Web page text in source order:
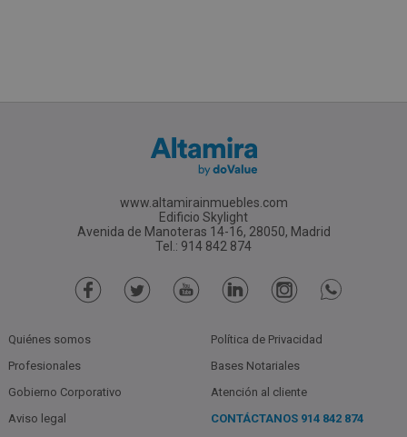
www.altamirainmuebles.com
Edificio Skylight
Avenida de Manoteras 14-16, 28050, Madrid
Tel.: 914 842 874
Quiénes somos
Profesionales
Gobierno Corporativo
Aviso legal
Política de Privacidad
Bases Notariales
Atención al cliente
CONTÁCTANOS 914 842 874